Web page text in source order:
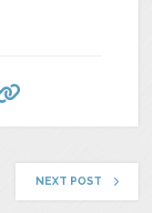
NEXT POST